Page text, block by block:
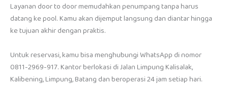
Layanan door to door memudahkan penumpang tanpa harus
datang ke pool. Kamu akan dijemput langsung dan diantar hingga
ke tujuan akhir dengan praktis.
Untuk reservasi, kamu bisa menghubungi WhatsApp di nomor
0811-2969-917. Kantor berlokasi di Jalan Limpung Kalisalak,
Kalibening, Limpung, Batang dan beroperasi 24 jam setiap hari.